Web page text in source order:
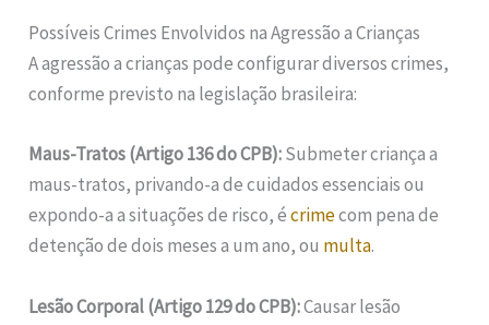
Possíveis Crimes Envolvidos na Agressão a Crianças
A agressão a crianças pode configurar diversos crimes,
conforme previsto na legislação brasileira:
Maus-Tratos (Artigo 136 do CPB):Submeter criança a
maus-tratos, privando-a de cuidados essenciais ou
expondo-a a situações de risco, écrimecom pena de
detenção de dois meses a um ano, ou multa.
Lesão Corporal (Artigo 129 do CPB):Causar lesão